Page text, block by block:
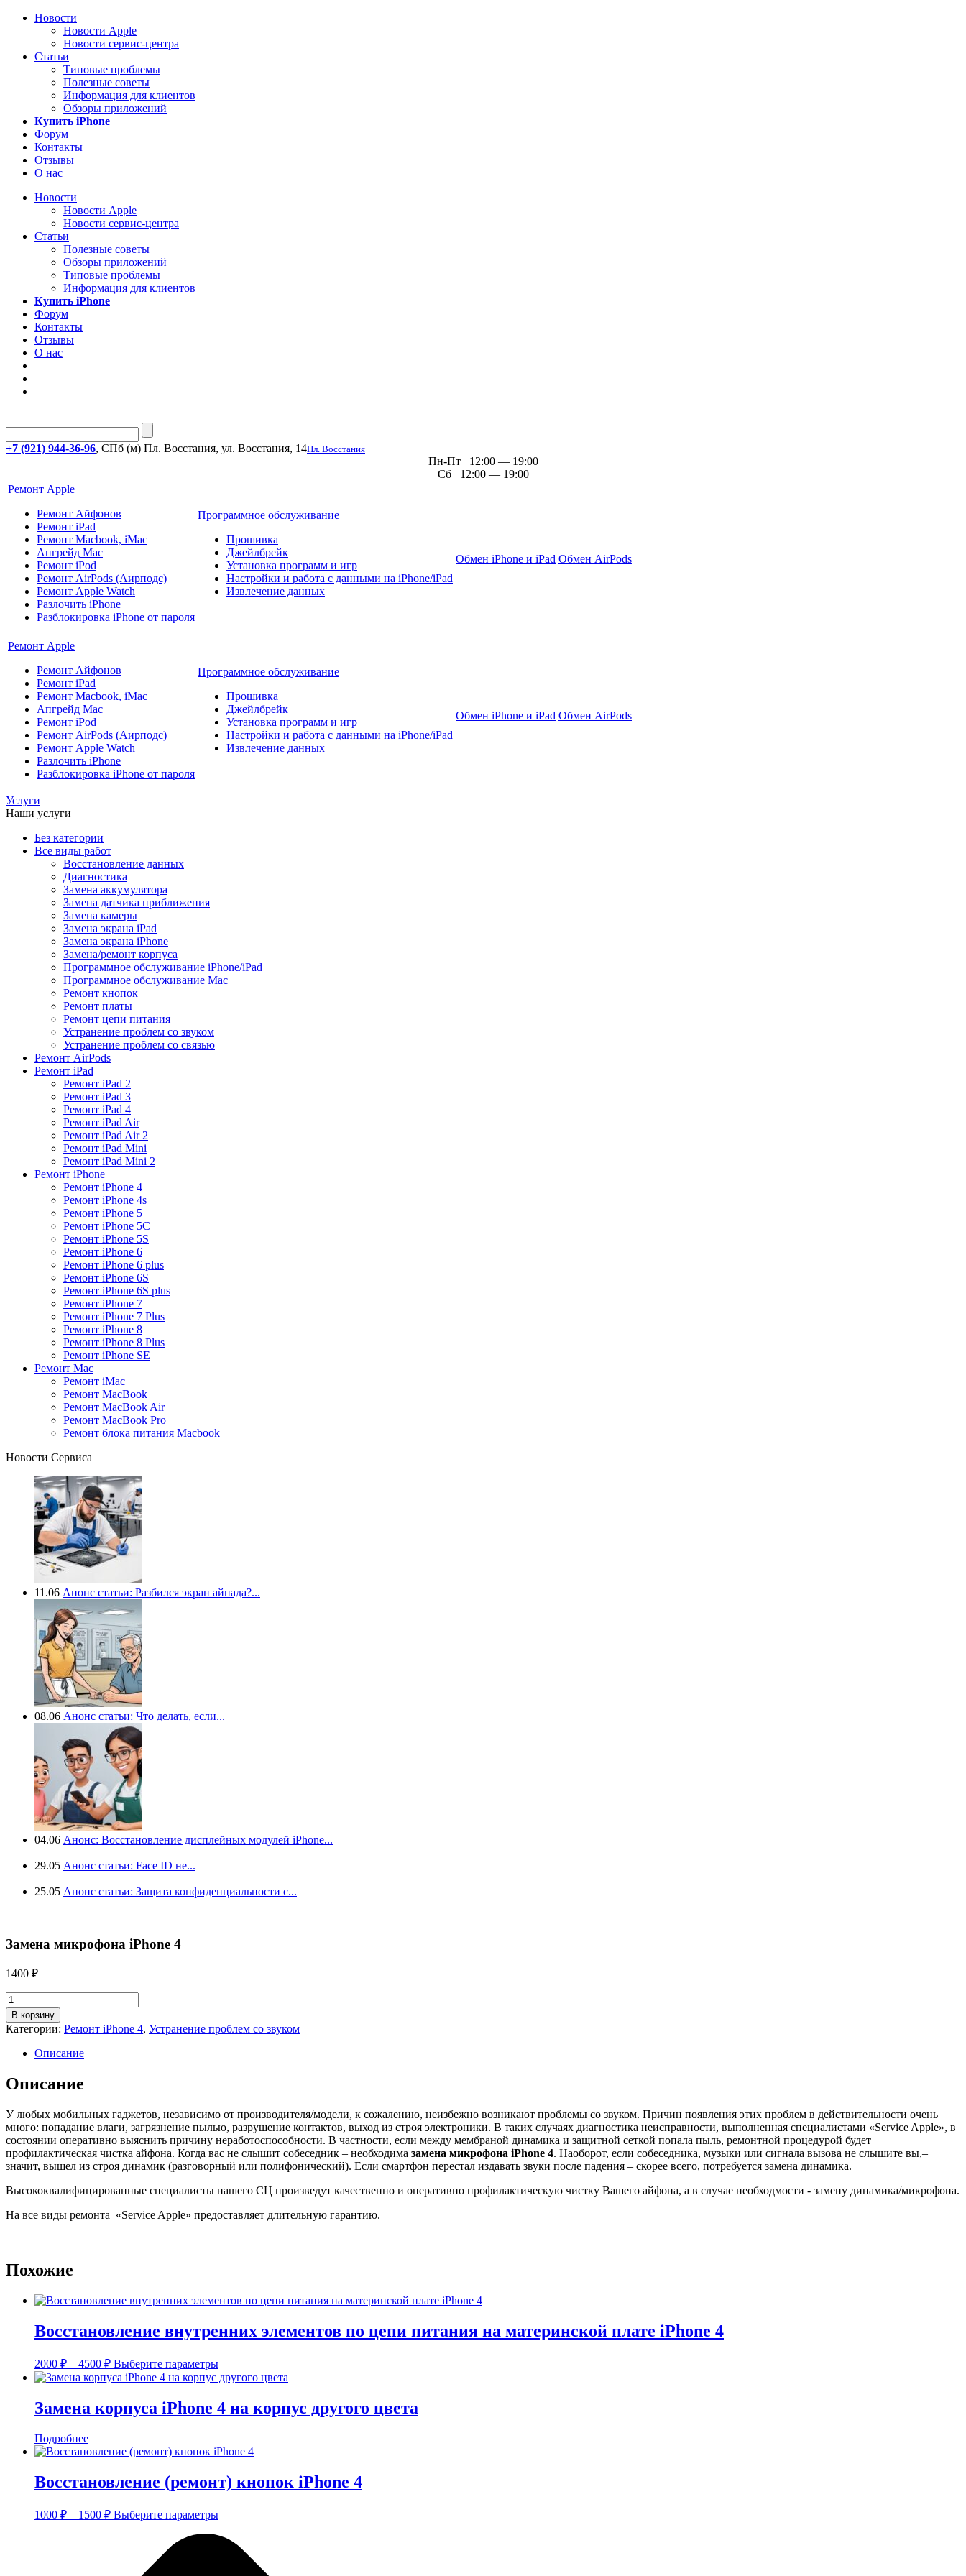
Новости
Новости Apple
Новости сервис-центра
Статьи
Типовые проблемы
Полезные советы
Информация для клиентов
Обзоры приложений
Купить iPhone
Форум
Контакты
Отзывы
О нас
Новости
Новости Apple
Новости сервис-центра
Статьи
Полезные советы
Обзоры приложений
Типовые проблемы
Информация для клиентов
Купить iPhone
Форум
Контакты
Отзывы
О нас
+7 (921) 944-36-96, СПб (м) Пл. Восстания, ул. Восстания, 14Пл. Восстания
Пн-Пт 12:00 — 19:00
Сб 12:00 — 19:00
Ремонт Apple
Ремонт Айфонов
Ремонт iPad
Ремонт Macbook, iMac
Апгрейд Mac
Ремонт iPod
Ремонт AirPods (Аирподс)
Ремонт Apple Watch
Разлочить iPhone
Разблокировка iPhone от пароля
Программное обслуживание
Прошивка
Джейлбрейк
Установка программ и игр
Настройки и работа с данными на iPhone/iPad
Извлечение данных
Обмен iPhone и iPad Обмен AirPods
Ремонт Apple
Ремонт Айфонов
Ремонт iPad
Ремонт Macbook, iMac
Апгрейд Mac
Ремонт iPod
Ремонт AirPods (Аирподс)
Ремонт Apple Watch
Разлочить iPhone
Разблокировка iPhone от пароля
Программное обслуживание
Прошивка
Джейлбрейк
Установка программ и игр
Настройки и работа с данными на iPhone/iPad
Извлечение данных
Обмен iPhone и iPad Обмен AirPods
Услуги
Наши услуги
Без категории
Все виды работ
Восстановление данных
Диагностика
Замена аккумулятора
Замена датчика приближения
Замена камеры
Замена экрана iPad
Замена экрана iPhone
Замена/ремонт корпуса
Программное обслуживание iPhone/iPad
Программное обслуживание Mac
Ремонт кнопок
Ремонт платы
Ремонт цепи питания
Устранение проблем со звуком
Устранение проблем со связью
Ремонт AirPods
Ремонт iPad
Ремонт iPad 2
Ремонт iPad 3
Ремонт iPad 4
Ремонт iPad Air
Ремонт iPad Air 2
Ремонт iPad Mini
Ремонт iPad Mini 2
Ремонт iPhone
Ремонт iPhone 4
Ремонт iPhone 4s
Ремонт iPhone 5
Ремонт iPhone 5C
Ремонт iPhone 5S
Ремонт iPhone 6
Ремонт iPhone 6 plus
Ремонт iPhone 6S
Ремонт iPhone 6S plus
Ремонт iPhone 7
Ремонт iPhone 7 Plus
Ремонт iPhone 8
Ремонт iPhone 8 Plus
Ремонт iPhone SE
Ремонт Mac
Ремонт iMac
Ремонт MacBook
Ремонт MacBook Air
Ремонт MacBook Pro
Ремонт блока питания Macbook
Новости Сервиса
11.06 Анонс статьи: Разбился экран айпада?...
08.06 Анонс статьи: Что делать, если...
04.06 Анонс: Восстановление дисплейных модулей iPhone...
29.05 Анонс статьи: Face ID не...
25.05 Анонс статьи: Защита конфиденциальности с...
Замена микрофона iPhone 4
1400 ₽
Количество
товара
Замена
микрофона
iPhone
В корзину
Категории: Ремонт iPhone 4, Устранение проблем со звуком
Описание
Описание
У любых мобильных гаджетов, независимо от производителя/модели, к сожалению, неизбежно возникают проблемы со звуком. Причин появления этих проблем в действительности очень
много: попадание влаги, загрязнение пылью, разрушение контактов, выход из строя электроники. В таких случаях диагностика неисправности, выполненная специалистами «Service Apple», в
состоянии оперативно выяснить причину неработоспособности. В частности, если между мембраной динамика и защитной сеткой попала пыль, ремонтной процедурой будет
профилактическая чистка айфона. Когда вас не слышит собеседник – необходима замена микрофона iPhone 4. Наоборот, если собеседника, музыки или сигнала вызова не слышите вы,–
значит, вышел из строя динамик (разговорный или полифонический). Если смартфон перестал издавать звуки после падения – скорее всего, потребуется замена динамика.
Высококвалифицированные специалисты нашего СЦ произведут качественно и оперативно профилактическую чистку Вашего айфона, а в случае необходмости - замену динамика/микрофона.
На все виды ремонта «Service Apple» предоставляет длительную гарантию.
Похожие
Восстановление внутренних элементов по цепи питания на материнской плате iPhone 4
2000 ₽ – 4500 ₽Диапазон
цен:
4500 ₽
Выберите параметрыЭтот
товар
имеет
несколько
вариаций.
выбрать
странице
товара.
Замена корпуса iPhone 4 на корпус другого цвета
Подробнее
Восстановление (ремонт) кнопок iPhone 4
1000 ₽ – 1500 ₽Диапазон
Выберите параметрыЭтот
имеет
несколько
вариаций.